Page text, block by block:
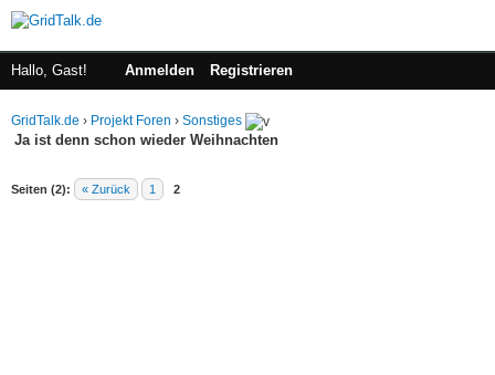
Hallo, Gast! Anmelden Registrieren
GridTalk.de › Projekt Foren › Sonstiges
Ja ist denn schon wieder Weihnachten
Seiten (2): « Zurück 1 2